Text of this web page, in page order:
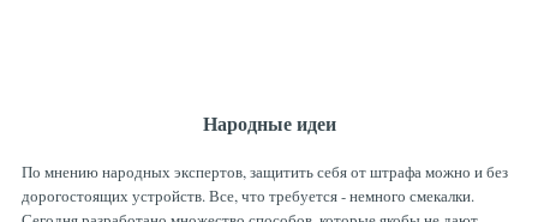
Народные идеи
По мнению народных экспертов, защитить себя от штрафа можно и без
дорогостоящих устройств. Все, что требуется - немного смекалки.